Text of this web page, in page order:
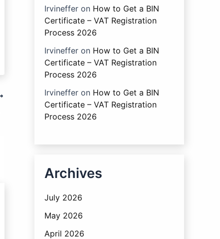
Irvineffer on How to Get a BIN
Certificate – VAT Registration
Process 2026
Irvineffer on How to Get a BIN
Certificate – VAT Registration
Process 2026
Irvineffer on How to Get a BIN
Certificate – VAT Registration
Process 2026
Archives
July 2026
May 2026
April 2026